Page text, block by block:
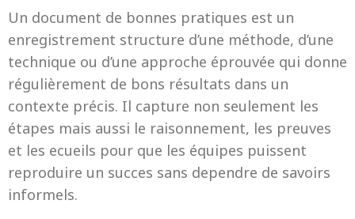
Un document de bonnes pratiques est un
enregistrement structure d’une méthode, d’une
technique ou d’une approche éprouvée qui donne
régulièrement de bons résultats dans un
contexte précis. Il capture non seulement les
étapes mais aussi le raisonnement, les preuves
et les ecueils pour que les équipes puissent
reproduire un succes sans dependre de savoirs
informels.